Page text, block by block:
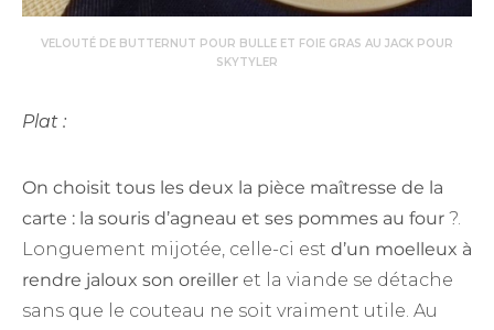
VELOUTÉ DE BUTTERNUT POUR BULLE ET FOIE GRAS AU JACK POUR
SKYTYLER
Plat :
On choisit tous les deux la pièce maîtresse de la
carte : la souris d’agneau et ses pommes au four ?.
Longuement mijotée, celle-ci est d’un moelleux à
rendre jaloux son oreiller et la viande se détache
sans que le couteau ne soit vraiment utile. Au